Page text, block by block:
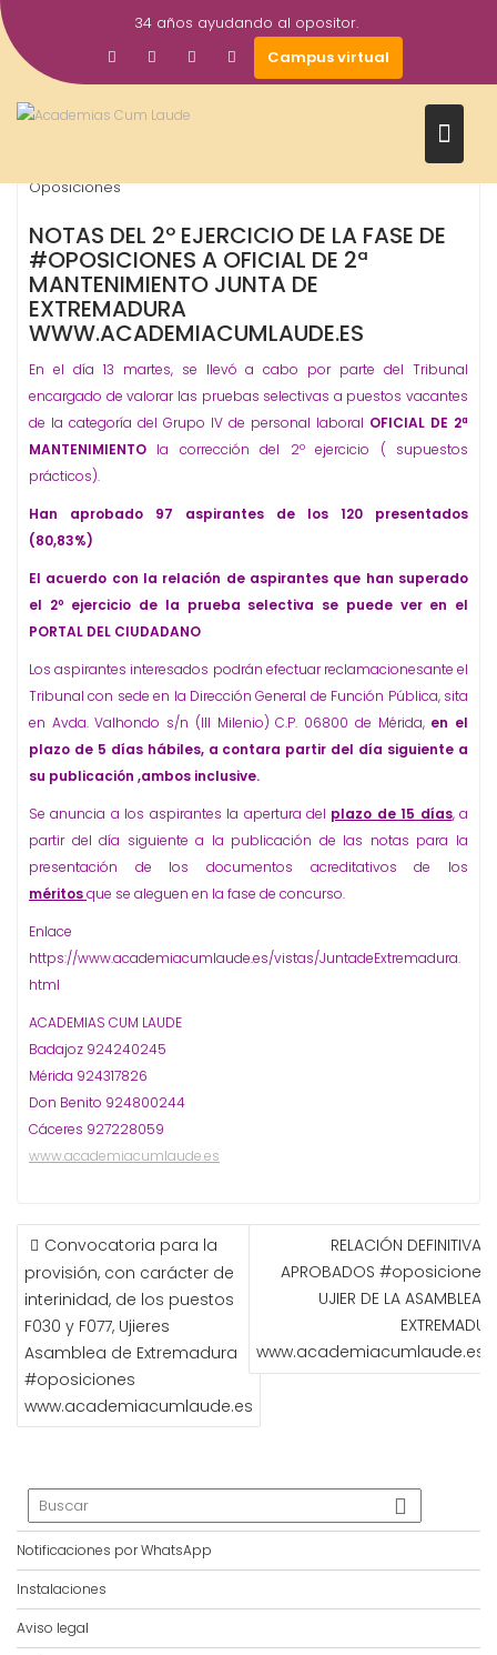
Saltar
al
contenido
34 años ayudando al opositor.
Campus virtual
Jun
2017
academiacumlaudeoposiciones Prensa
Oposiciones
NOTAS DEL 2º EJERCICIO DE LA FASE DE
#OPOSICIONES A OFICIAL DE 2ª
MANTENIMIENTO JUNTA DE
EXTREMADURA
WWW.ACADEMIACUMLAUDE.ES
En el día 13 martes, se llevó a cabo por parte del Tribunal
encargado de valorar las pruebas selectivas a puestos vacantes
de la categoría del Grupo IV de personal laboral OFICIAL DE 2ª
MANTENIMIENTO la corrección del 2º ejercicio ( supuestos
prácticos).
Han aprobado 97 aspirantes de los 120 presentados
(80,83%)
El acuerdo con la relación de aspirantes que han superado
el 2º ejercicio de la prueba selectiva se puede ver en el
PORTAL DEL CIUDADANO
Los aspirantes interesados podrán efectuar reclamacionesante el
Tribunal con sede en la Dirección General de Función Pública, sita
en Avda. Valhondo s/n (III Milenio) C.P. 06800 de Mérida, en el
plazo de 5 días hábiles, a contara partir del día siguiente a
su publicación ,ambos inclusive.
Se anuncia a los aspirantes la apertura del plazo de 15 días, a
partir del día siguiente a la publicación de las notas para la
presentación de los documentos acreditativos de los
méritosque se aleguen en la fase de concurso.
Enlace
https://www.academiacumlaude.es/vistas/JuntadeExtremadura.
html
ACADEMIAS CUM LAUDE
Badajoz 924240245
Mérida 924317826
Don Benito 924800244
Cáceres 927228059
www.academiacumlaude.es
NAVEGACIÓN
DE
ENTRADAS
Convocatoria para la
provisión, con carácter de
interinidad, de los puestos
F030 y F077, Ujieres
Asamblea de Extremadura
#oposiciones
www.academiacumlaude.es
RELACIÓN DEFINITIVA
APROBADOS #oposiciones
UJIER DE LA ASAMBLEA
www.academiacumlaude.es
Notificaciones por WhatsApp
Instalaciones
Aviso legal